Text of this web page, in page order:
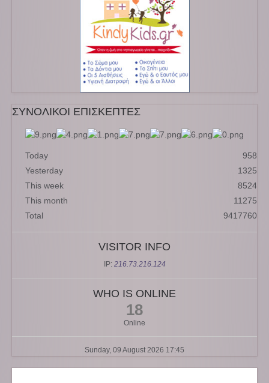
ΣΥΝΟΛΙΚΟΙ ΕΠΙΣΚΕΠΤΕΣ
Today
958
Yesterday
1325
This week
8524
This month
11275
Total
9417760
VISITOR INFO
IP: 216.73.216.124
WHO IS ONLINE
18
Online
Sunday, 09 August 2026 17:45